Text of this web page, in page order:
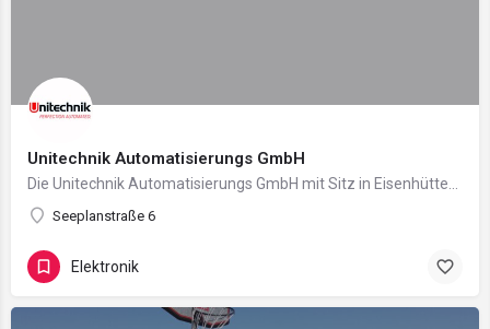
Unitechnik Automatisierungs GmbH
Seeplanstraße 6
Elektronik